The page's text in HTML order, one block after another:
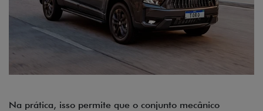
Na prática, isso permite que o conjunto mecânico